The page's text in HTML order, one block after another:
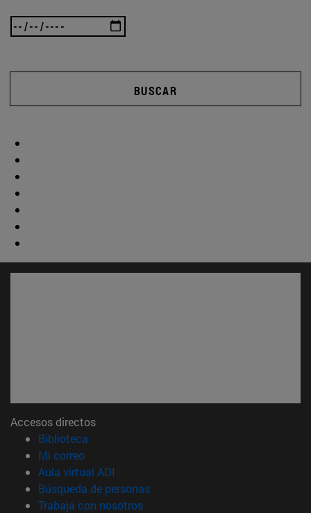
BUSCAR
Accesos directos
Biblioteca
Mi correo(abre en nueva ventana)
Aula virtual ADI
Búsqueda de personas(abre en nueva ventana)
Trabaja con nosotros(abre en nueva ventana)